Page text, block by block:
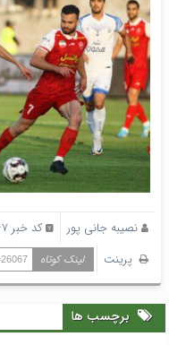
نصیبه جانی پور کد خبر 26067
پرینت
لینک کوتاه
برچسب ها